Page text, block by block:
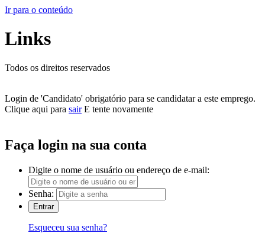
Ir para o conteúdo
Links
Todos os direitos reservados
Login de 'Candidato' obrigatório para se candidatar a este emprego.
Clique aqui para sair E tente novamente
Faça login na sua conta
Digite o nome de usuário ou endereço de e-mail:
Senha:
Esqueceu sua senha?